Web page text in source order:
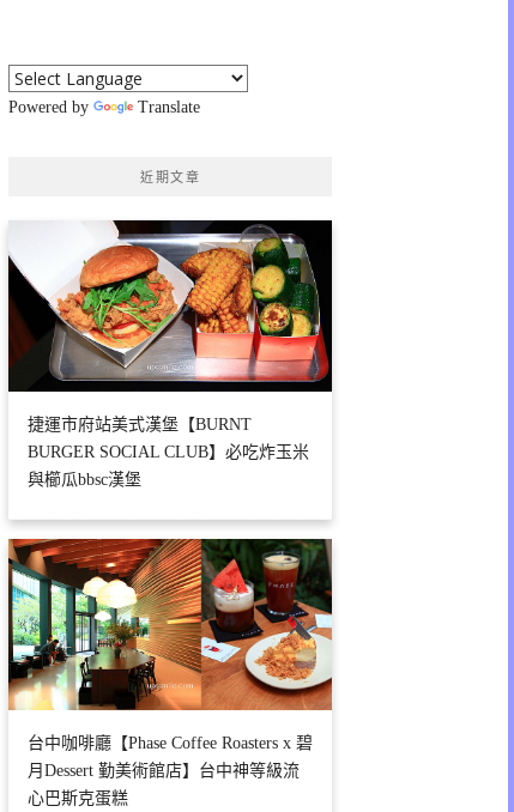
Powered by Translate
近期文章
捷運市府站美式漢堡【BURNT
BURGER SOCIAL CLUB】必吃炸玉米
與櫛瓜bbsc漢堡
台中咖啡廳【Phase Coffee Roasters x 碧
月Dessert 勤美術館店】台中神等級流
心巴斯克蛋糕